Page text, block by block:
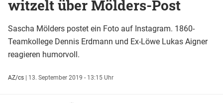
witzelt über Mölders-Post
Sascha Mölders postet ein Foto auf Instagram. 1860-
Teamkollege Dennis Erdmann und Ex-Löwe Lukas Aigner
reagieren humorvoll.
AZ/cs | 13. September 2019 - 13:15 Uhr